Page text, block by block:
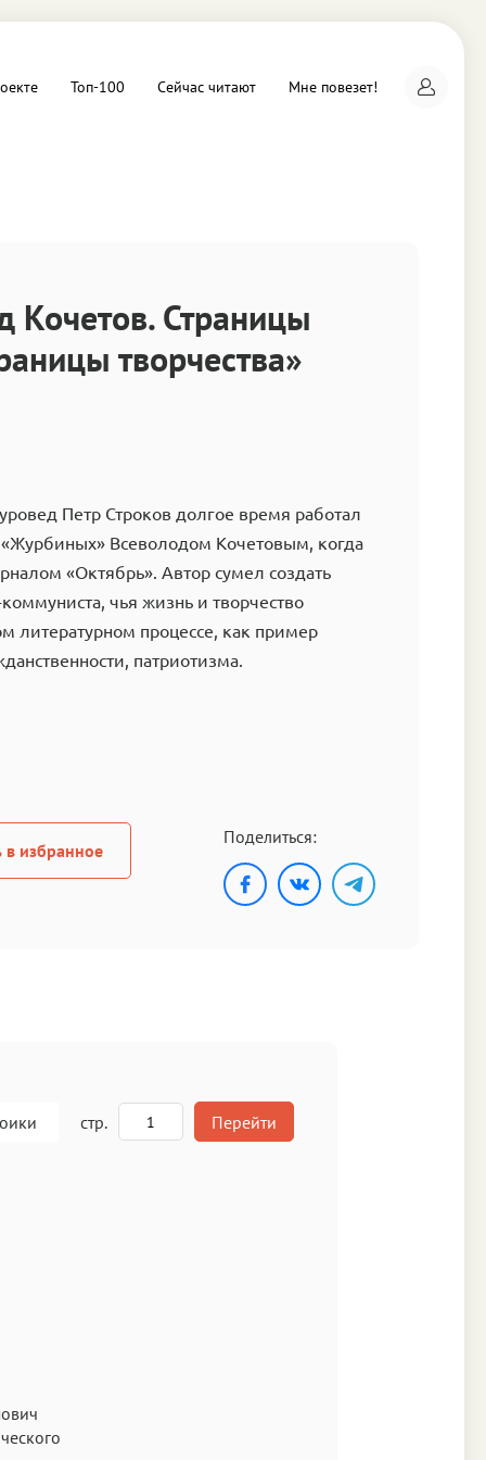
Топ-100 Сейчас читают Мне повезет!
Кочетов. Страницы
творчества»
Петр Строков долгое время работал
«Журбиных» Всеволодом Кочетовым, когда
«Октябрь». Автор сумел создать
чья жизнь и творчество
литературном процессе, как пример
патриотизма.
в избранное
Поделиться:
Аа
стр. Перейти